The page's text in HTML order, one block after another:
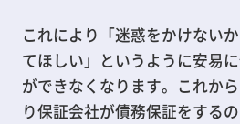
これにより「迷惑をかけない
てほしい」というように安易
ができなくなります。これか
り保証会社が債務保証をする